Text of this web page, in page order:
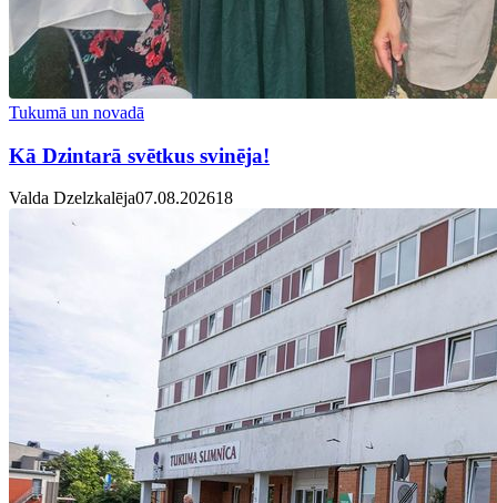
Tukumā un novadā
Kā Dzintarā svētkus svinēja!
Valda Dzelzkalēja07.08.202618